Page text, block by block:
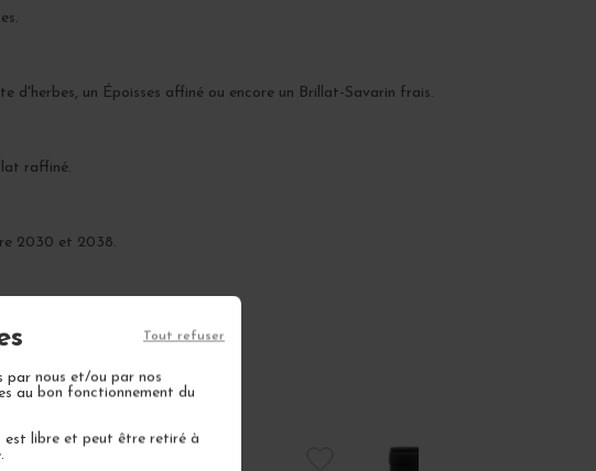
par nous et/ou par nos
au bon fonctionnement du
est libre et peut être retiré à
Tout refuser
un Époisses affiné ou encore un Brillat-Savarin frais.
raffiné.
2030 et 2038.